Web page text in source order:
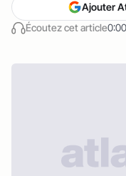
Écoutez cet article
Ajouter